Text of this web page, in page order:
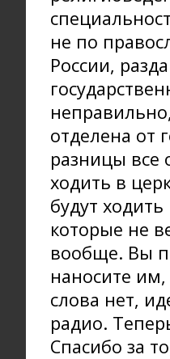
не по
России,
отделена от
разницы все
ходить в
будут
которые не
вообще. Вы
наносите
слова нет,
радио.
Спасибо за